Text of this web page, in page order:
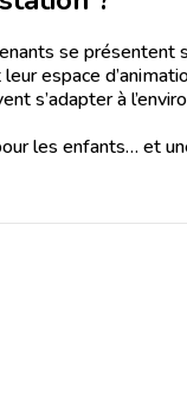
se
espace
s’adapter à
les enfants… et